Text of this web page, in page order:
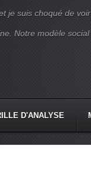
je suis choqué de
Notre modèle
D'ANALYSE